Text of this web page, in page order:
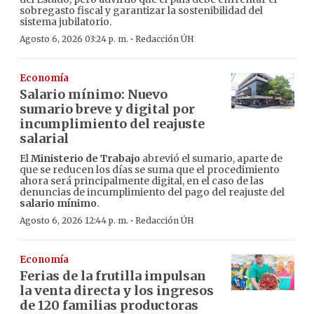
sobregasto fiscal y garantizar la sostenibilidad del
sistema jubilatorio.
Agosto 6, 2026 03:24 p. m. · Redacción ÚH
Economía
Salario mínimo: Nuevo
sumario breve y digital por
incumplimiento del reajuste
salarial
ElMinisterio de Trabajo abrevió el sumario, aparte de
que se reducen los días se suma que el procedimiento
ahora será principalmente digital, en el caso de las
denuncias de incumplimiento del pago del reajuste del
salario mínimo.
Agosto 6, 2026 12:44 p. m. · Redacción ÚH
Economía
Ferias de la frutilla impulsan
la venta directa y los ingresos
de 120 familias productoras